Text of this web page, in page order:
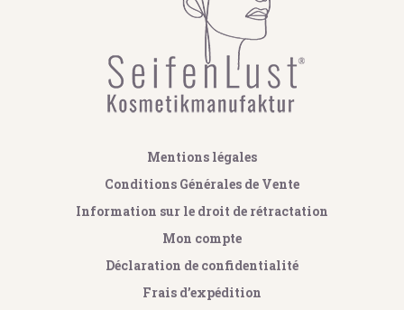
Mentions légales
Conditions Générales de Vente
Information sur le droit de rétractation
Mon compte
Déclaration de confidentialité
Frais d’expédition